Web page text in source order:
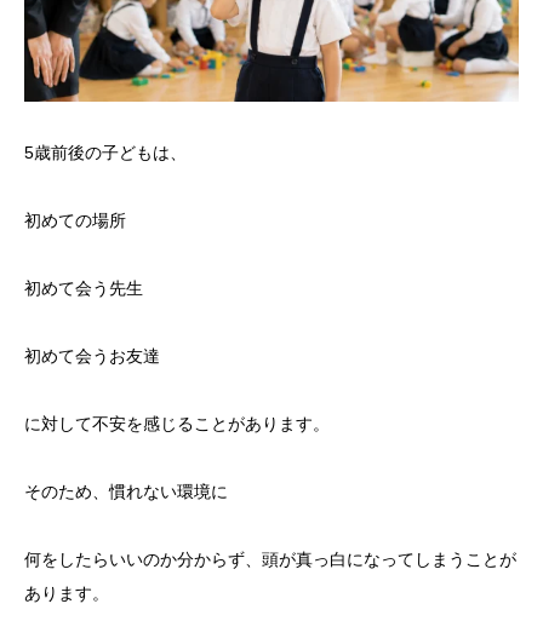
5歳前後の子どもは、
初めての場所
初めて会う先生
初めて会うお友達
に対して不安を感じることがあります。
そのため、慣れない環境に
何をしたらいいのか分からず、頭が真っ白になってしまうことが
あります。